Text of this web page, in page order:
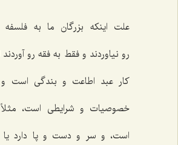
علت اینکه بزرگان ما به
رو نیاوردند و فقط به فقه رو
کار عبد اطاعت و بندگی است و
خصوصیات و شرایطی است،
است، و سر و دست و پا دارد یا